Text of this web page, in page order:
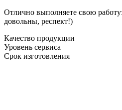
Отлично выполняете свою
довольны, респект!)
Качество продукции
Уровень сервиса
Срок изготовления